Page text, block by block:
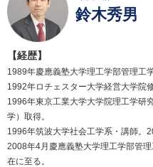
鈴木秀男
【経歴】
1989年慶應義塾大学理工学部管理工
1992年ロチェスター大学経営大学院
1996年東京工業大学大学院理工学研
学）取得。
1996年筑波大学社会工学系・講師。
2008年4月慶應義塾大学理工学部管
在に至る。